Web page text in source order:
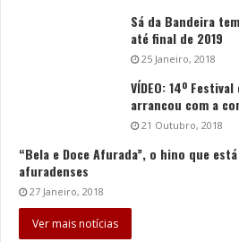
Sá da Bandeira
até final de 2019
25 Janeiro, 2018
VÍDEO: 14º
arrancou com a
21 Outubro, 2018
“Bela e Doce Afurada”, o hino que
afuradenses
27 Janeiro, 2018
Ver mais notícias